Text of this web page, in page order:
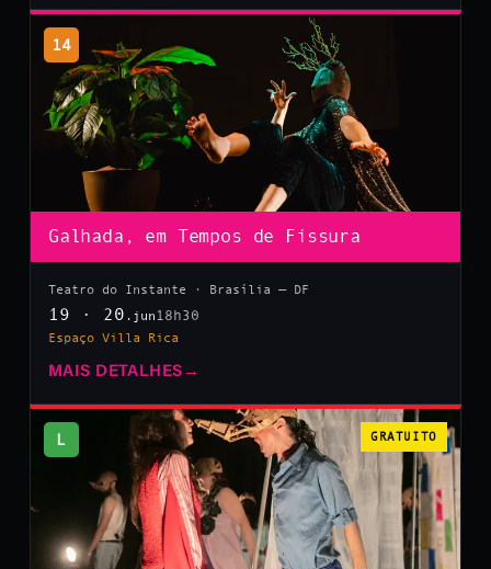
14
Galhada, em Tempos de Fissura
Teatro do Instante · Brasília — DF
19 · 20 .jun 18h30
Espaço Villa Rica
MAIS DETALHES →
L GRATUITO